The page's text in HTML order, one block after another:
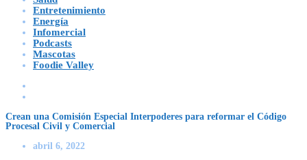
Entretenimiento
Energía
Infomercial
Podcasts
Mascotas
Foodie Valley
Crean una Comisión Especial Interpoderes para reformar el Código
Procesal Civil y Comercial
abril 6, 2022